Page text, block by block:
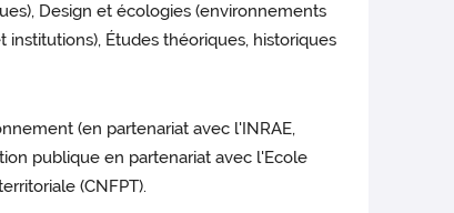
Design et écologies (environnements
Études théoriques, historiques
(en partenariat avec l'INRAE,
publique en partenariat avec l'Ecole
(CNFPT).